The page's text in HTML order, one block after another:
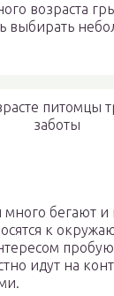
возраста
выбирать
питомцы
заботы
бегают и
к
идут на